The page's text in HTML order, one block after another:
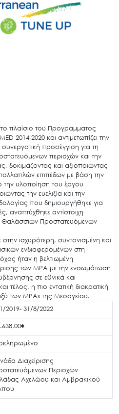
δράσης
Έργα
πλαίσιο του Προγράμματος
2014-2020 και αντιμετωπίζει την
προσέγγιση για τη
περιοχών και την
δοκιμάζοντας και αξιοποιώντας
επιπέδων με βάση την
την υλοποίηση του έργου
την ευελιξία και την
που δημιουργήθηκε για
αναπτύχθηκε αντίστοιχη
Θαλάσσιων Προστατευόμενων
ισχυρότερη, συντονισμένη και
ενδιαφερομένων στη
ήταν η βελτιωμένη
των MPA με την ενσωμάτωση
σε εθνικά και
τέλος, η πιο εντατική διακρατική
των MPAs της Μεσογείου.
2019- 31/8/2022
Διαχείρισης
Περιοχών
Αχελώου και Αμβρακικού